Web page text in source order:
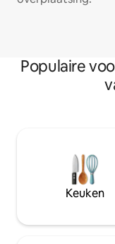
Populaire
Keuken